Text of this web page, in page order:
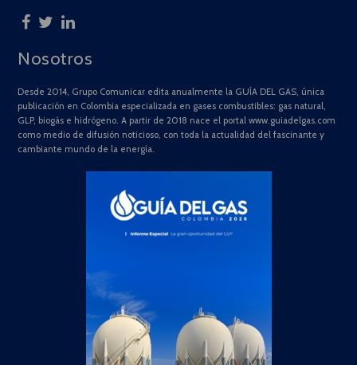
Nosotros
Desde 2014, Grupo Comunicar edita anualmente la GUÍA DEL GAS, única
publicación en Colombia especializada en gases combustibles: gas natural,
GLP, biogás e hidrógeno. A partir de 2018 nace el portal www.guiadelgas.com
como medio de difusión noticioso, con toda la actualidad del fascinante y
cambiante mundo de la energía.